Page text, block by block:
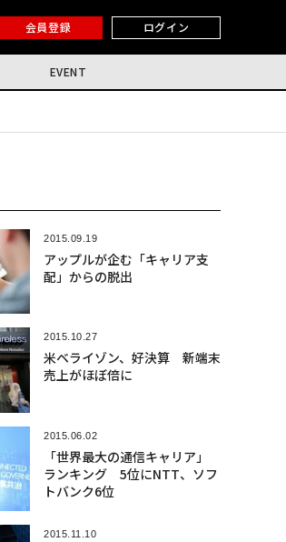
会員登録 ログイン
EVENT
2015.09.19
アップルが企む「キャリア支
配」からの脱出
2015.10.27
米ベライゾン、好決算 新端末
売上がほぼ倍に
2015.06.02
「世界最大の通信キャリア」
ランキング 5位にNTT、ソフ
トバンク6位
2015.11.10